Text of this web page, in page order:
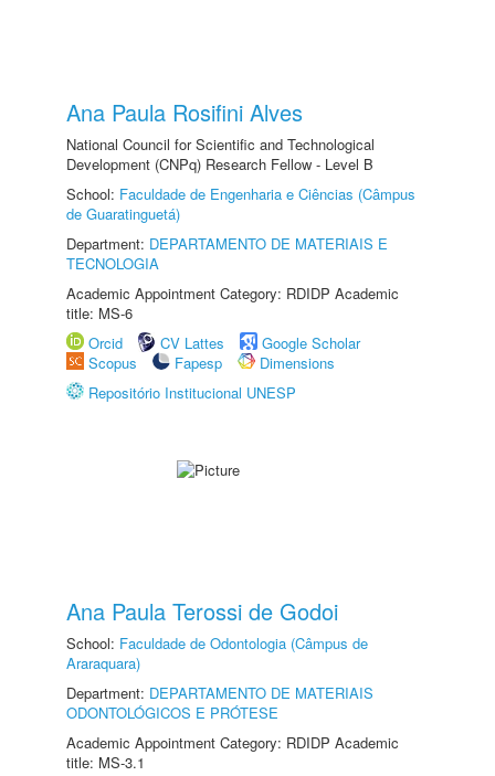
Ana Paula Rosifini Alves
National Council for Scientific and Technological
Development (CNPq) Research Fellow - Level B
School: Faculdade de Engenharia e Ciências (Câmpus
de Guaratinguetá)
Department: DEPARTAMENTO DE MATERIAIS E
TECNOLOGIA
Academic Appointment Category: RDIDP Academic
title: MS-6
Orcid
CV Lattes
Google Scholar
Scopus
Fapesp
Dimensions
Repositório Institucional UNESP
Ana Paula Terossi de Godoi
School: Faculdade de Odontologia (Câmpus de
Araraquara)
Department: DEPARTAMENTO DE MATERIAIS
ODONTOLÓGICOS E PRÓTESE
Academic Appointment Category: RDIDP Academic
title: MS-3.1